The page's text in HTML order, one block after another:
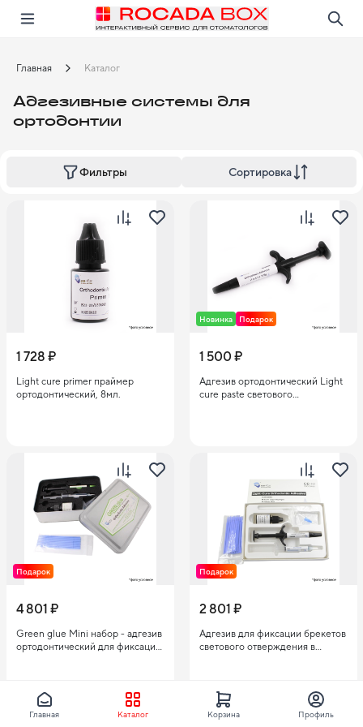
Открыть в приложении!
Главная Каталог
Адгезивные системы для
ортодонтии
Фильтры Сортировка
1 728 ₽
Light cure primer праймер
ортодонтический, 8мл.
Новинка Подарок
1 500 ₽
Адгезив ортодонтический Light
cure paste светового
Подарок
4 801 ₽
Green glue Mini набор - адгезив
ортодонтический для фиксации
травления (2,5мл)
Подарок
2 801 ₽
Адгезив для фиксации брекетов
светового отверждения в
Главная Каталог Корзина Профиль